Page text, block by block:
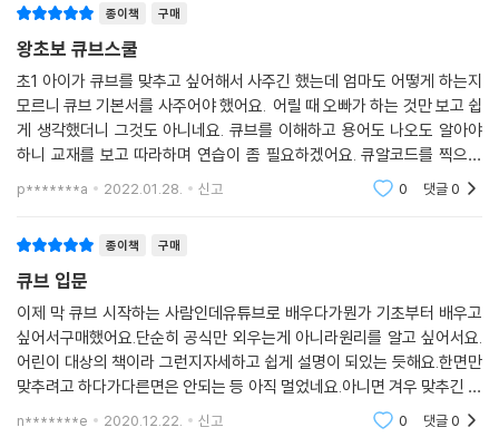
종이책 구매
왕초보 큐브스쿨
초1 아이가 큐브를 맞추고 싶어해서 사주긴 했는데 엄마도 어떻게 하는지
모르니 큐브 기본서를 사주어야 했어요. 어릴 때 오빠가 하는 것만 보고 쉽
게 생각했더니 그것도 아니네요. 큐브를 이해하고 용어도 나오도 알아야
하니 교재를 보고 따라하며 연습이 좀 필요하겠어요. 큐알코드를 찍으면
유튜브 영상으로 바로 볼 수 있어서 좋네요. 초보를 위한 좋은 책이라고 생
각합니다.
p*******a 2022.01.28. 신고 0 댓글0
종이책 구매
큐브 입문
이제 막 큐브 시작하는 사람인데유튜브로 배우다가뭔가 기초부터 배우고
싶어서구매했어요.단순히 공식만 외우는게 아니라원리를 알고 싶어서요.
어린이 대상의 책이라 그런지자세하고 쉽게 설명이 되있는 듯해요.한면만
맞추려고 하다가다른면은 안되는 등 아직 멀었네요.아니면 겨우 맞추긴 하
는데흐트러지는게 아까워서맞춘 그대로 두고 있네요.열심히 연습해야 할
n*******e 2020.12.22. 신고 0 댓글0